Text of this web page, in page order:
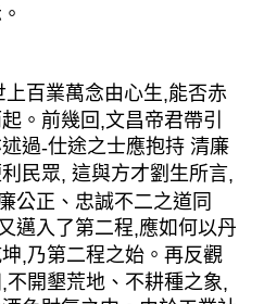
上百業萬念由心生,能否赤
。前幾回 ,文昌帝君帶引
過-仕途之士應抱持 清廉
民眾,這與方才劉生所言,
公正、忠誠不二之道同
邁入了第二程,應如何以丹
,乃第二程之始。再反觀
,不開墾荒地、不耕種之象,